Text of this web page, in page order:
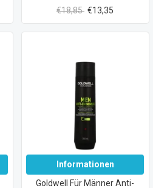
€18,85 €13,35
Informationen
Goldwell Für Männer Anti-